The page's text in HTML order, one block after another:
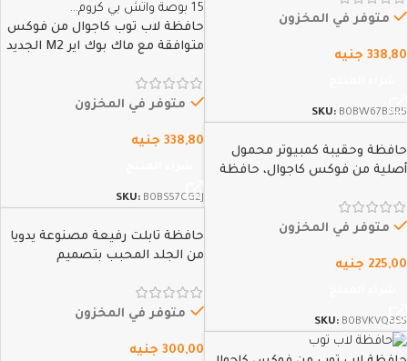
سيرفس بوك 15.2، اتش بي كروممتوفر في المخزون
338,80 جنيه
SKU: B0BW67BSR5
حافظة لاب توب كاجوال من فوكس
متوافقة مع ماك بوك اير M2 الجديد
بوك اير 13-13.6…
متوفر في المخزون
338,80 جنيه
SKU: B0BSS7CG2J
حافظة وحقيبة كمبيوتر محمول
أصلية من فوكس كاجوال، حافظة
فاخر جداً لأصحاب الطلة الملكية،
شنطة بجيوب متعددة لاجهزة ابل
متوفر في المخزون
225,00 جنيه
SKU: B0BVKVQBSS
حافظة تابلت رفيعة مصنوعة يدويا
من الجلد المحبب بتصميم
فوكس كاجوال
متوفر في المخزون
300,00 جنيه